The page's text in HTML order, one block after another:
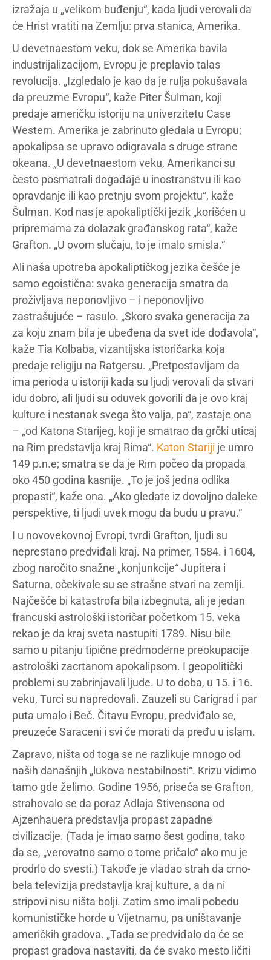
izražaja u „velikom buđenju“, kada ljudi verovali da
će Hrist vratiti na Zemlju: prva stanica, Amerika.
U devetnaestom veku, dok se Amerika bavila
industrijalizacijom, Evropu je preplavio talas
revolucija. „Izgledalo je kao da je rulja pokušavala
da preuzme Evropu“, kaže Piter Šulman, koji
predaje američku istoriju na univerzitetu Case
Western. Amerika je zabrinuto gledala u Evropu;
apokalipsa se upravo odigravala s druge strane
okeana. „U devetnaestom veku, Amerikanci su
često posmatrali događaje u inostranstvu ili kao
opravdanje ili kao pretnju svom projektu“, kaže
Šulman. Kod nas je apokaliptički jezik „korišćen u
pripremama za dolazak građanskog rata“, kaže
Grafton. „U ovom slučaju, to je imalo smisla.“
Ali naša upotreba apokaliptičkog jezika češće je
samo egoistična: svaka generacija smatra da
proživljava neponovljivo – i neponovljivo
zastrašujuće – rasulo. „Skoro svaka generacija za
za koju znam bila je ubeđena da svet ide dođavola“,
kaže Tia Kolbaba, vizantijska istoričarka koja
predaje religiju na Ratgersu. „Pretpostavljam da
ima perioda u istoriji kada su ljudi verovali da stvari
idu dobro, ali ljudi su oduvek govorili da je ovo kraj
kulture i nestanak svega što valja, pa“, zastaje ona
– „od Katona Starijeg, koji je smatrao da grčki uticaj
na Rim predstavlja kraj Rima“. Katon Stariji je umro
149 p.n.e; smatra se da je Rim počeo da propada
oko 450 godina kasnije. „To je još jedna odlika
propasti“, kaže ona. „Ako gledate iz dovoljno daleke
perspektive, ti ljudi uvek mogu da budu u pravu.“
I u novovekovnoj Evropi, tvrdi Grafton, ljudi su
neprestano predviđali kraj. Na primer, 1584. i 1604,
zbog naročito snažne „konjunkcije“ Jupitera i
Saturna, očekivale su se strašne stvari na zemlji.
Najčešće bi katastrofa bila izbegnuta, ali je jedan
francuski astrološki istoričar početkom 15. veka
rekao je da kraj sveta nastupiti 1789. Nisu bile
samo u pitanju tipične predmoderne preokupacije
astrološki zacrtanom apokalipsom. I geopolitički
problemi su zabrinjavali ljude. U to doba, u 15. i 16.
veku, Turci su napredovali. Zauzeli su Carigrad i par
puta umalo i Beč. Čitavu Evropu, predviđalo se,
preuzeće Saraceni i svi će morati da pređu u islam.
Zapravo, ništa od toga se ne razlikuje mnogo od
naših današnjih „lukova nestabilnosti“. Krizu vidimo
tamo gde želimo. Godine 1956, priseća se Grafton,
strahovalo se da poraz Adlaja Stivensona od
Ajzenhauera predstavlja propast zapadne
civilizacije. (Tada je imao samo šest godina, tako
da se, „verovatno samo o tome pričalo“ ako mu je
prodrlo do svesti.) Takođe je vladao strah da crno-
bela televizija predstavlja kraj kulture, a da ni
stripovi nisu ništa bolji. Zatim smo imali pobedu
komunističke horde u Vijetnamu, pa uništavanje
američkih gradova. „Tada se predviđalo da će se
propast gradova nastaviti, da će svako mesto ličiti